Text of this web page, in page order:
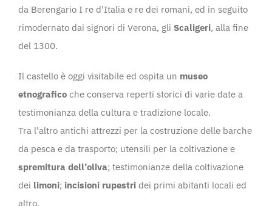
da Berengario I re d’Italia e re dei romani, ed in seguito
rimodernato dai signori di Verona, gli Scaligeri, alla fine
del 1300.
Il castello è oggi visitabile ed ospita un museo
etnograficoche conserva reperti storici di varie date a
testimonianza della cultura e tradizione locale.
Tra l’altro antichi attrezzi per la costruzione delle barche
da pesca e da trasporto; utensili per la coltivazione e
spremitura dell’oliva; testimonianze della coltivazione
dei limoni; incisioni rupestridei primi abitanti locali ed
altro.